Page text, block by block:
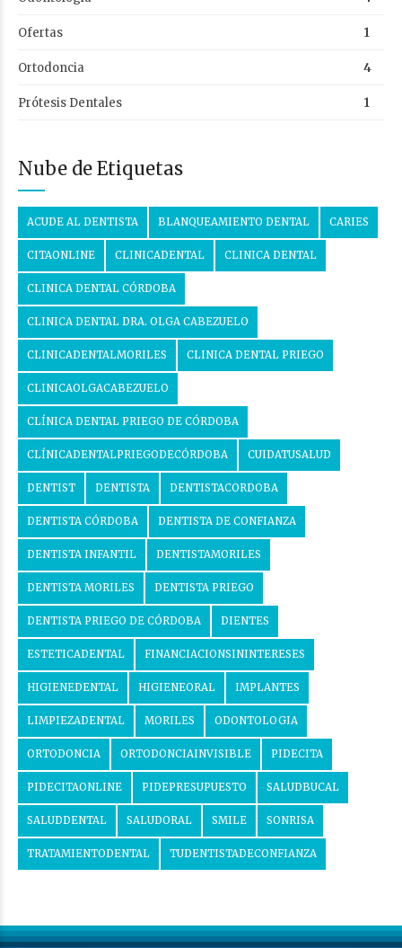
Ofertas 1
Ortodoncia 4
Prótesis Dentales 1
Nube de Etiquetas
ACUDE AL DENTISTA BLANQUEAMIENTO DENTAL CARIES
CITAONLINE CLINICADENTAL CLINICA DENTAL
CLINICA DENTAL CÓRDOBA
CLINICA DENTAL DRA. OLGA CABEZUELO
CLINICADENTALMORILES CLINICA DENTAL PRIEGO
CLINICAOLGACABEZUELO
CLÍNICA DENTAL PRIEGO DE CÓRDOBA
CLÍNICADENTALPRIEGODECÓRDOBA CUIDATUSALUD
DENTIST DENTISTA DENTISTACORDOBA
DENTISTA CÓRDOBA DENTISTA DE CONFIANZA
DENTISTA INFANTIL DENTISTAMORILES
DENTISTA MORILES DENTISTA PRIEGO
DENTISTA PRIEGO DE CÓRDOBA DIENTES
ESTETICADENTAL FINANCIACIONSININTERESES
HIGIENEDENTAL HIGIENEORAL IMPLANTES
LIMPIEZADENTAL MORILES ODONTOLOGIA
ORTODONCIA ORTODONCIAINVISIBLE PIDECITA
PIDECITAONLINE PIDEPRESUPUESTO SALUDBUCAL
SALUDDENTAL SALUDORAL SMILE SONRISA
TRATAMIENTODENTAL TUDENTISTADECONFIANZA